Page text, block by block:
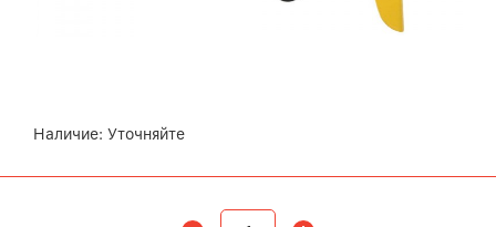
Наличие: Уточняйте